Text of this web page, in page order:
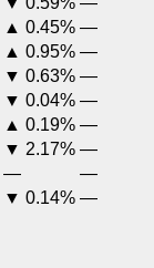
▲ 0.45% —
▲ 0.95% —
▼ 0.63% —
▼ 0.04% —
▲ 0.19% —
▼ 2.17% —
— —
▼ 0.14% —